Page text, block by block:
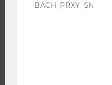
BACH_PRXY_SN